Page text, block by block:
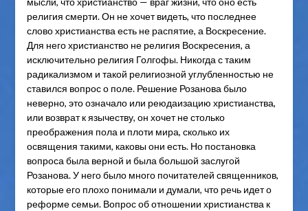
религия смерти. Он не хочет видеть, что последнее
слово христианства есть не распятие, а Воскресение.
Для него христианство не религия Воскресения, а
исключительно религия Голгофы. Никогда с таким
радикализмом и такой религиозной углубленностью не
ставился вопрос о поле. Решение Розанова было
неверно, это означало или реюдаизацию христианства,
или возврат к язычеству, он хочет не столько
преображения пола и плоти мира, сколько их
освящения такими, каковы они есть. Но постановка
вопроса была верной и была большой заслугой
Розанова. У него было много почитателей священников,
которые его плохо понимали и думали, что речь идет о
реформе семьи. Вопрос об отношении христианства к